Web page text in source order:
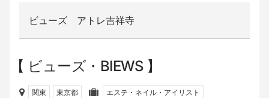
ビューズ アトレ吉祥寺
ビューズ・BIEWS
関東 東京都
エステ・ネイル・アイリスト